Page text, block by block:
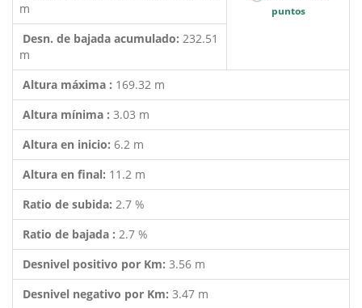
m
puntos
Desn. de bajada acumulado: 232.51
m
Altura máxima : 169.32 m
Altura mínima : 3.03 m
Altura en inicio: 6.2 m
Altura en final: 11.2 m
Ratio de subida: 2.7 %
Ratio de bajada : 2.7 %
Desnivel positivo por Km: 3.56 m
Desnivel negativo por Km: 3.47 m